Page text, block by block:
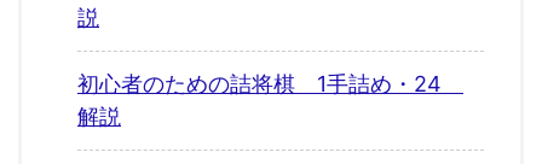
説
初心者のための詰将棋 1手詰め・24
解説